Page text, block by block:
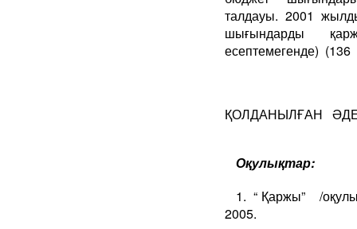
талдауы. 2001
шығындарды
есептемегенде) (136
ҚОЛДАНЫЛҒАН
Оқулықтар:
1. “ Қаржы” /
2005.